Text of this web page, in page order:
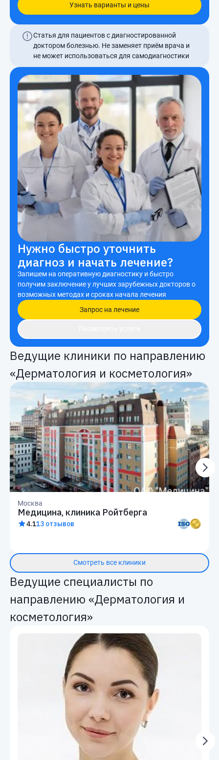
Узнать варианты и цены
Статья для пациентов с диагностированной
доктором болезнью. Не заменяет приём врача и
не может использоваться для самодиагностики
Нужно быстро уточнить
диагноз и начать лечение?
Запишем на оперативную диагностику и быстро
получим заключение у лучших зарубежных докторов о
возможных методах и сроках начала лечения
Запрос на лечение
Ведущие клиники по направлению
«Дерматология и косметология»
Москва
Медицина, клиника Ройтберга
4.113 отзывов
Смотреть все клиники
Ведущие специалисты по
направлению «Дерматология и
косметология»